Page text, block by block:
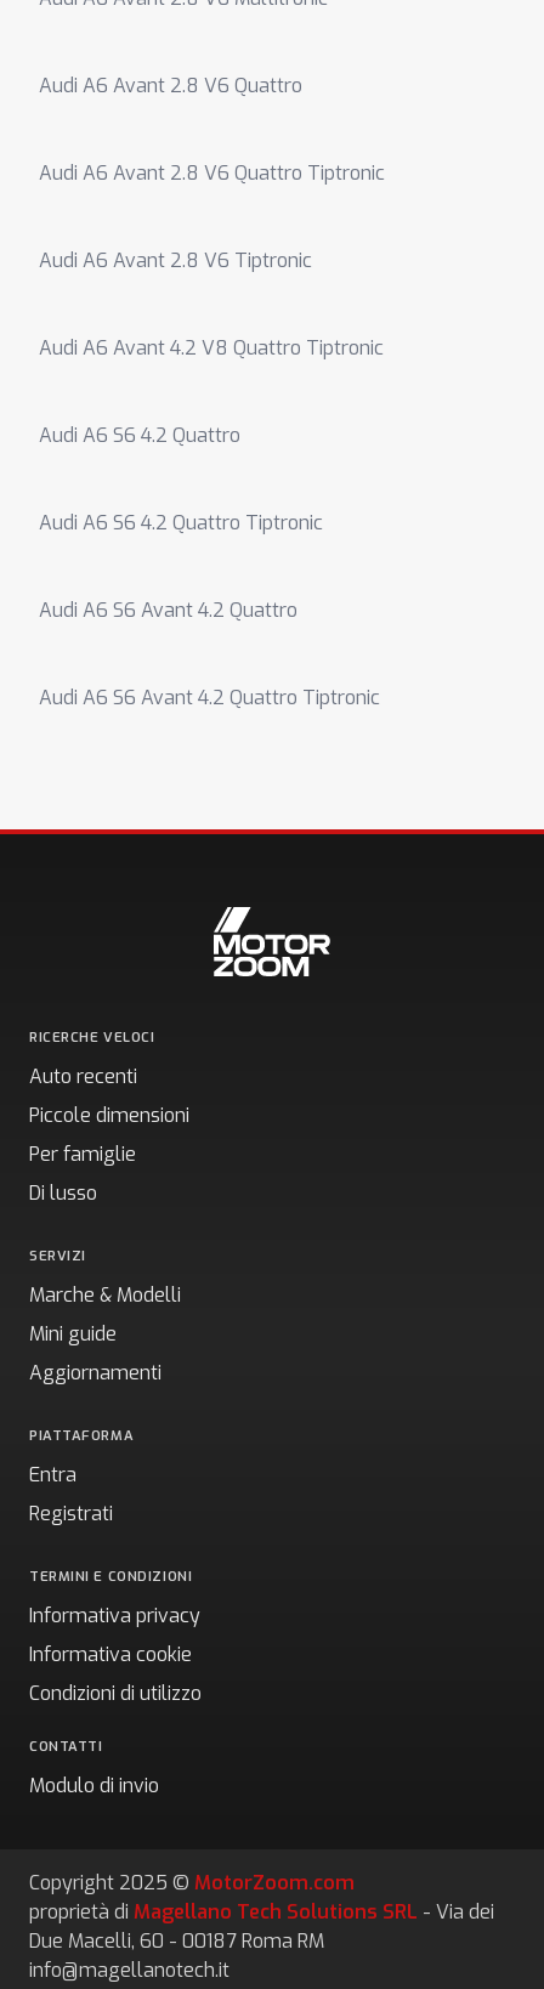
Audi A6 Avant 2.8 V6 Quattro
Audi A6 Avant 2.8 V6 Quattro Tiptronic
Audi A6 Avant 2.8 V6 Tiptronic
Audi A6 Avant 4.2 V8 Quattro Tiptronic
Audi A6 S6 4.2 Quattro
Audi A6 S6 4.2 Quattro Tiptronic
Audi A6 S6 Avant 4.2 Quattro
Audi A6 S6 Avant 4.2 Quattro Tiptronic
RICERCHE VELOCI
Auto recenti
Piccole dimensioni
Per famiglie
Di lusso
SERVIZI
Marche & Modelli
Mini guide
Aggiornamenti
PIATTAFORMA
Entra
Registrati
TERMINI E CONDIZIONI
Informativa privacy
Informativa cookie
Condizioni di utilizzo
CONTATTI
Modulo di invio
Copyright 2025 © MotorZoom.com
proprietà di Magellano Tech Solutions SRL - Via dei
Due Macelli, 60 - 00187 Roma RM
info@magellanotech.it